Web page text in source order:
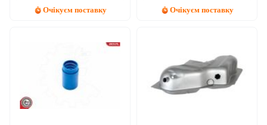
Очікуєм поставку Очікуєм поставку